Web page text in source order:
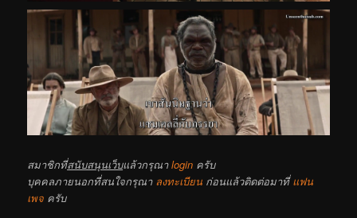
สมาชิกที่สนับสนุนเว็บแล้วกรุณาlogin ครับ
บุคคลภายนอกที่สนใจกรุณา ลงทะเบียน ก่อนแล้วติดต่อมาที่แฟน
เพจ ครับ